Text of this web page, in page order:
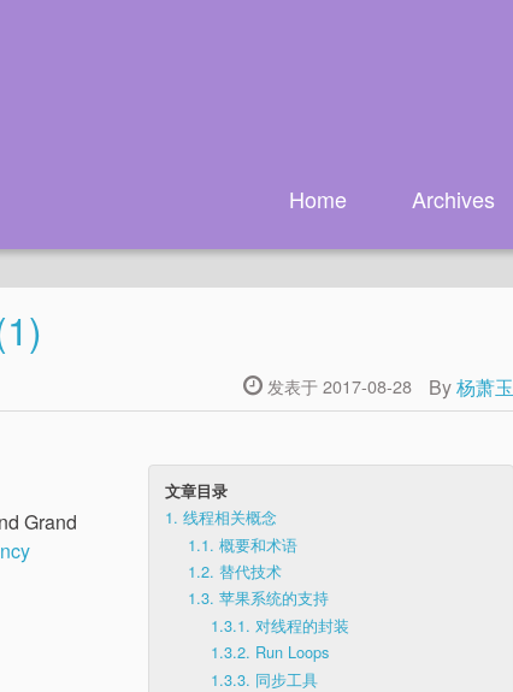
Home Archives
By杨萧玉
发表于 2017-08-28
文章目录
1. 线程相关概念
1.1. 概要和术语
1.2. 替代技术
1.3. 苹果系统的支持
1.3.1. 对线程的封装
1.3.2. Run Loops
1.3.3. 同步工具
Grand